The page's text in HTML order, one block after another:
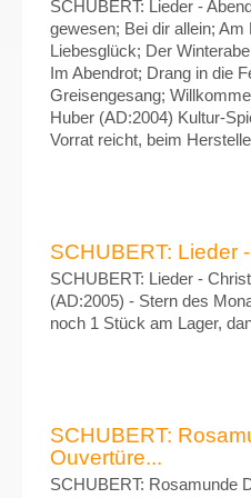
SCHUBERT: Lieder -
gewesen; Bei dir allein;
Liebesglück; Der
Im Abendrot; Drang in die
Greisengesang;
Huber (AD:2004) Kultur-
Vorrat reicht, beim
SCHUBERT: Lieder
SCHUBERT: Lieder -
(AD:2005) - Stern des
noch 1 Stück am Lager,
SCHUBERT:
Ouvertüre...
SCHUBERT: Rosamunde